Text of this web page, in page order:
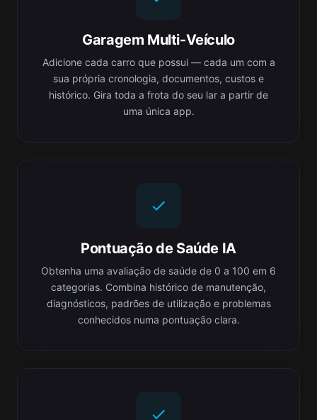
Garagem Multi-Veículo
Adicione cada carro que possui — cada um com a
sua própria cronologia, documentos, custos e
histórico. Gira toda a frota do seu lar a partir de
uma única app.
Pontuação de Saúde IA
Obtenha uma avaliação de saúde de 0 a 100 em 6
categorias. Combina histórico de manutenção,
diagnósticos, padrões de utilização e problemas
conhecidos numa pontuação clara.